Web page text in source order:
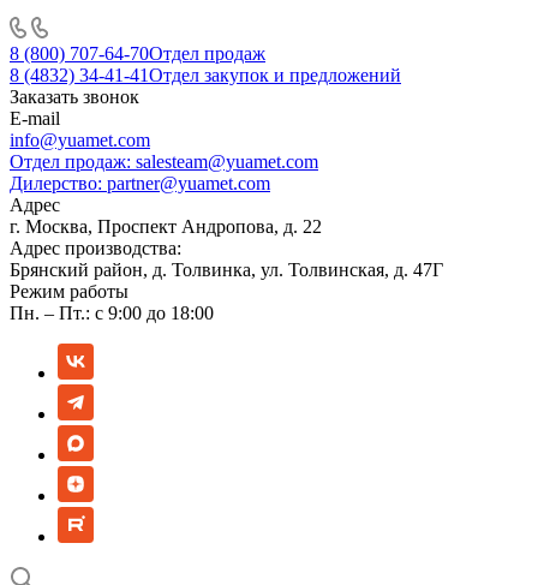
8 (800) 707-64-70Отдел продаж
8 (4832) 34-41-41Отдел закупок и предложений
Заказать звонок
E-mail
info@yuamet.com
Отдел продаж: salesteam@yuamet.com
Дилерство: partner@yuamet.com
Адрес
г. Москва, Проспект Андропова, д. 22
Адрес производства:
Брянский район, д. Толвинка, ул. Толвинская, д. 47Г
Режим работы
Пн. – Пт.: с 9:00 до 18:00